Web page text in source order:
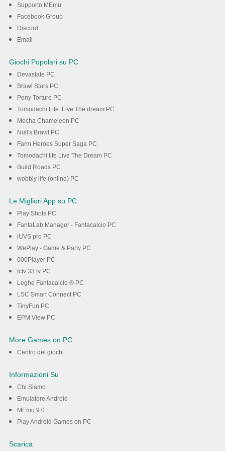
Supporto MEmu
Facebook Group
Discord
Email
Giochi Popolari su PC
Devastate PC
Brawl Stars PC
Pony Torture PC
Tomodachi Life: Live The dream PC
Mecha Chameleon PC
Null's Brawl PC
Farm Heroes Super Saga PC
Tomodachi life Live The Dream PC
Build Roads PC
wobbly life (online) PC
Le Migliori App su PC
Play Shots PC
FantaLab Manager - Fantacalcio PC
iUVS pro PC
WePlay - Game & Party PC
000Player PC
fctv 33 tv PC
Leghe Fantacalcio ® PC
LSC Smart Connect PC
TinyFun PC
EPM View PC
More Games on PC
Centro dei giochi
Informazioni Su
Chi Siamo
Emulatore Android
MEmu 9.0
Play Android Games on PC
Scarica